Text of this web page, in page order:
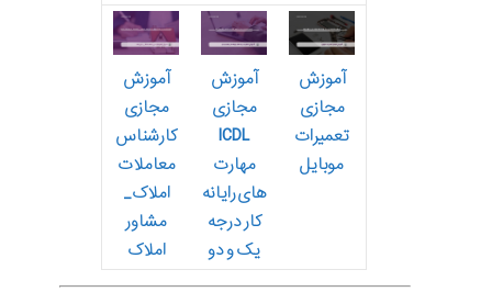
آموزش
مجازی
تعمیرات
موبایل
آموزش
مجازی
ICDL
مهارت
های رایانه
کار درجه
یک و دو
آموزش
مجازی
کارشناس
معاملات
املاک_
مشاور
املاک